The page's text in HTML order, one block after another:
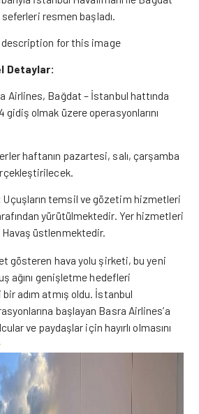
resmen başladı.
Detaylar:
Airlines, Bağdat – İstanbul hattında
olmak üzere operasyonlarını
haftanın pazartesi, salı, çarşamba
Uçuşların temsil ve gözetim hizmetleri
yürütülmektedir. Yer hizmetleri
Havaş üstlenmektedir.
gösteren hava yolu şirketi, bu yeni
ağını genişletme hedefleri
adım atmış oldu. İstanbul
başlayan Basra Airlines’a
ve paydaşlar için hayırlı olmasını